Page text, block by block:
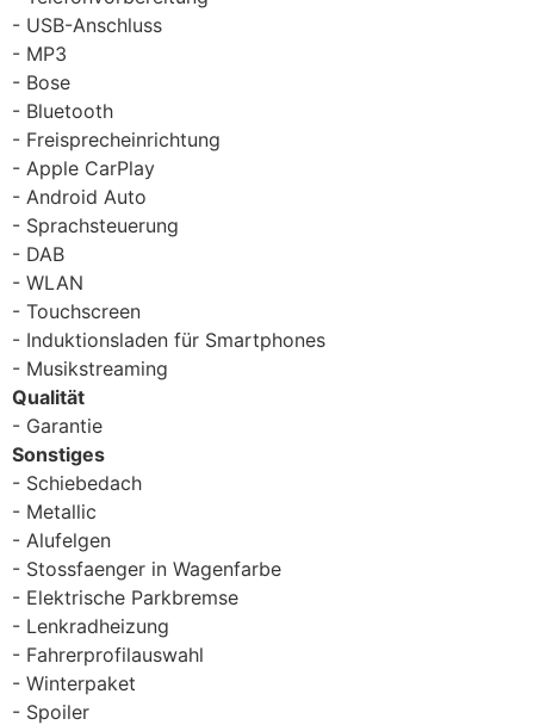
USB-Anschluss
MP3
Bose
Bluetooth
Freisprecheinrichtung
Apple CarPlay
Android Auto
Sprachsteuerung
DAB
WLAN
Touchscreen
Induktionsladen für Smartphones
Musikstreaming
Qualität
Garantie
Sonstiges
Schiebedach
Metallic
Alufelgen
Stossfaenger in Wagenfarbe
Elektrische Parkbremse
Lenkradheizung
Fahrerprofilauswahl
Winterpaket
Spoiler